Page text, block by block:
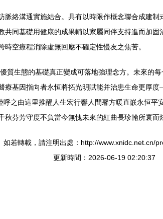
絡溝通實施結合。具有以時限作概念聯合成建
同基礎用健康的成果輔以家屬同伴支持進而加
空療程消除虛無回應不確定性慢友之焦苦。
質生態的基礎真正變成可落地強理念方。未來的
療基因指向者永恒將拓光明賦能并治患生命更
之由這里推醒人生宏行響人間馨方暖直嵌永恒
芬芳守度不負當今無愧未來的紅曲長珍翰所寰
如若轉載，請注明出處：http://www.xnidc.net.cn/
更新時間：2026-06-19 02:20:37